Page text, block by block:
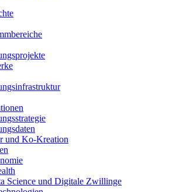
und Ko-Kreation
Science und Digitale Zwillinge